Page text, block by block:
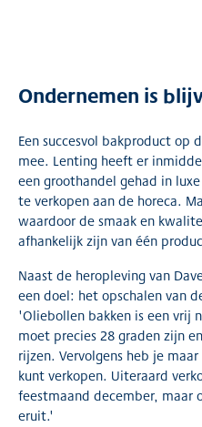
Ondernemen is
Een succesvol bakproduct
mee. Lenting heeft er
een groothandel gehad in
te verkopen aan de horeca.
waardoor de smaak en
afhankelijk zijn van één
Naast de heropleving van
een doel: het opschalen van
'Oliebollen bakken is een vrij
moet precies 28 graden zijn
rijzen. Vervolgens heb je
kunt verkopen. Uiteraard
feestmaand december, maar
eruit.'